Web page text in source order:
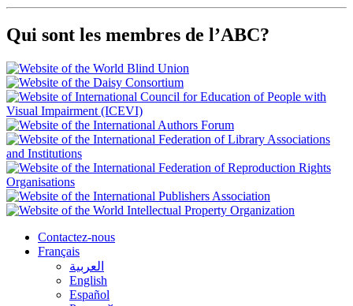
Qui sont les membres de l’ABC?
Contactez-nous
Français
العربية
English
Español